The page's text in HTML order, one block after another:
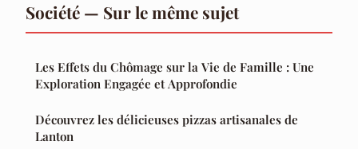
Société — Sur le même sujet
Les Effets du Chômage sur la Vie de Famille : Une
Exploration Engagée et Approfondie
Découvrez les délicieuses pizzas artisanales de
Lanton